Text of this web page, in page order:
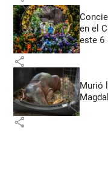
en el
este 6
share
Murió
share